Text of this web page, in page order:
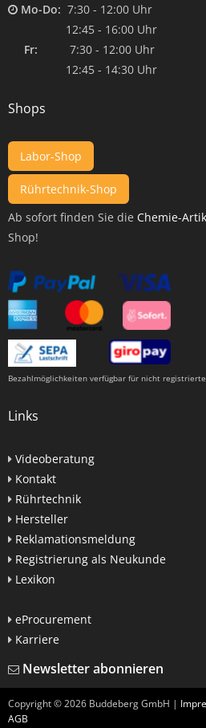
Mo-Do: 7:30 - 12:00 Uhr
12:45 - 16:00 Uhr
Fr: 7:30 - 12:00 Uhr
12:45 - 14:30 Uhr
Shops
Labor-Shop
Rührtechnik-Shop
Ab sofort finden Sie die Chemie-
Shop!
Bezahlmöglichkeiten verfügbar für nicht
Links
Videoberatung
Kontakt
Rührtechnik
Hersteller
Reklamationsmeldung
Registrierung als Neukunde
Lexikon
eProcurement
Karriere
Newsletter abonnieren
Copyright ©2026 Buddeberg GmbH |
AGB